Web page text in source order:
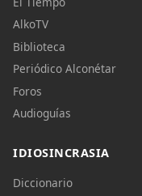
AlkoTV
Biblioteca
Periódico Alconétar
Foros
Audioguías
IDIOSINCRASIA
Diccionario